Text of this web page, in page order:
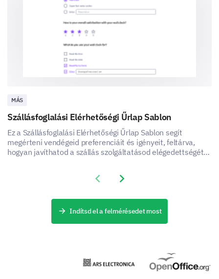
Did interacting with our support team affect
your perception of our company?
Positively
Negatively
Please enter your comment here:
service to others?
MÁS
Szállásfoglalási Elérhetőségi Űrlap Sablon
Ez a Szállásfoglalási Elérhetőségi Űrlap Sablon segít
megérteni vendégeid preferenciáit és igényeit, feltárva,
hogyan javíthatod a szállás szolgáltatásod elégedettségét
Previous slide
Next slide
Indítsd el a felmérésedet most